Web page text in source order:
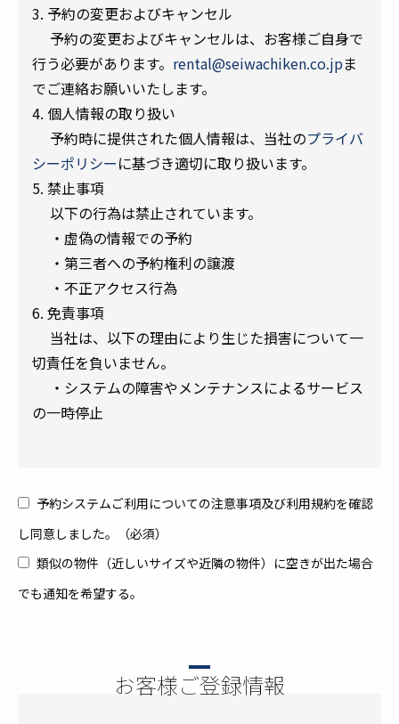
3. 予約の変更およびキャンセル
予約の変更およびキャンセルは、お客様ご自身で
行う必要があります。 rental@seiwachiken.co.jpま
でご連絡お願いいたします。
4. 個人情報の取り扱い
予約時に提供された個人情報は、当社のプライバ
シーポリシーに基づき適切に取り扱います。
5. 禁止事項
以下の行為は禁止されています。
・虚偽の情報での予約
・第三者への予約権利の譲渡
・不正アクセス行為
6. 免責事項
当社は、以下の理由により生じた損害について一
切責任を負いません。
・システムの障害やメンテナンスによるサービス
の一時停止
予約システムご利用についての注意事項及び利用規約を確認
し同意しました。（必須）
類似の物件（近しいサイズや近隣の物件）に空きが出た場合
でも通知を希望する。
お客様ご登録情報